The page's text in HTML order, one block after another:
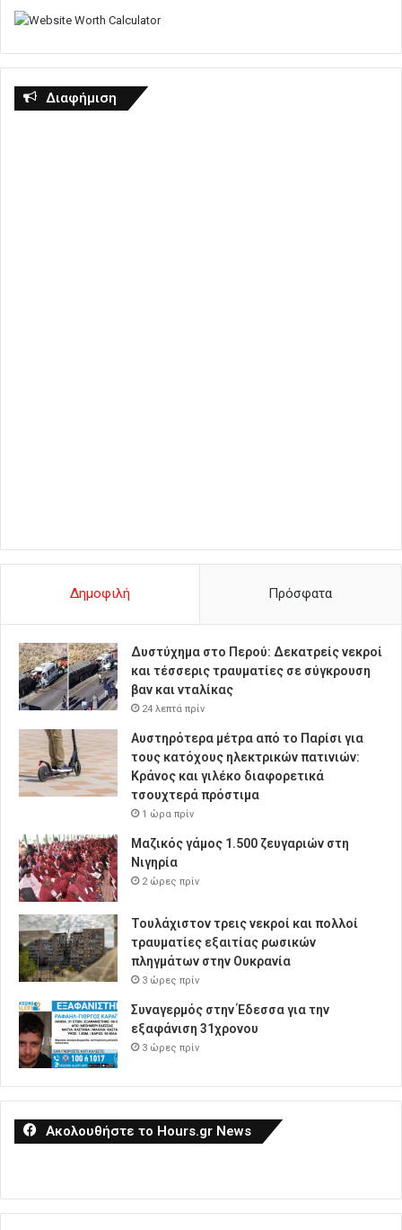
Διαφήμιση
Δημοφιλή Πρόσφατα
Δυστύχημα στο Περού: Δεκατρείς νεκροί
και τέσσερις τραυματίες σε σύγκρουση
βαν και νταλίκας
24 λεπτά πρίν
Αυστηρότερα μέτρα από το Παρίσι για
τους κατόχους ηλεκτρικών πατινιών:
Κράνος και γιλέκο διαφορετικά
τσουχτερά πρόστιμα
1 ώρα πρίν
Μαζικός γάμος 1.500 ζευγαριών στη
Νιγηρία
2 ώρες πρίν
Τουλάχιστον τρεις νεκροί και πολλοί
τραυματίες εξαιτίας ρωσικών
πληγμάτων στην Ουκρανία
3 ώρες πρίν
Συναγερμός στην Έδεσσα για την
εξαφάνιση 31χρονου
3 ώρες πρίν
Ακολουθήστε το Hours.gr News